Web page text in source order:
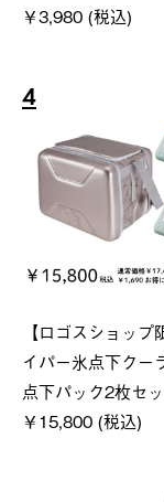
￥3,980 (税込)
4
【ロゴスショップ
イパー氷点下クー
点下パック2枚セ
￥15,800 (税込)